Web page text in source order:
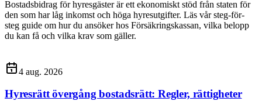
Bostadsbidrag för hyresgäster är ett ekonomiskt stöd från staten för
den som har låg inkomst och höga hyresutgifter. Läs vår steg-för-
steg guide om hur du ansöker hos Försäkringskassan, vilka belopp
du kan få och vilka krav som gäller.
4 aug. 2026
Hyresrätt övergång bostadsrätt: Regler, rättigheter